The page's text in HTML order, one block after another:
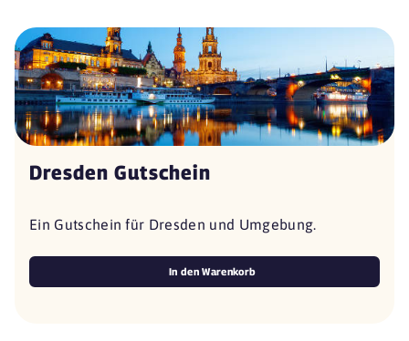
Dresden Gutschein
Ein Gutschein für Dresden und Umgebung.
In den Warenkorb